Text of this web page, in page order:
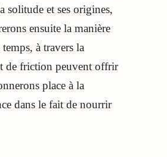
solitude et ses origines,
ensuite la manière
à travers la
de friction peuvent offrir
place à la
dans le fait de nourrir